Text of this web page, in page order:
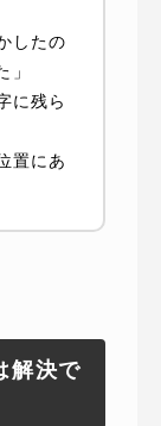
したの
」
に残ら
置にあ
解決で